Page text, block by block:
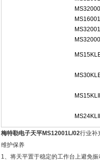
梅特勒电子天平MS12001L/02行业补
维护保养
1、将天平置于稳定的工作台上避免